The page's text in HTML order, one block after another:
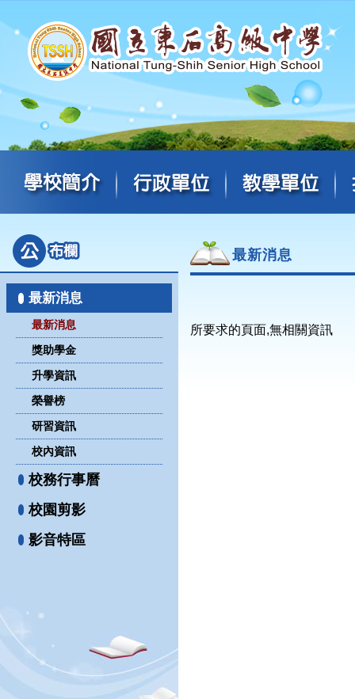
最新消息
最新消息
獎助學金
升學資訊
榮譽榜
研習資訊
校內資訊
校務行事曆
校園剪影
影音特區
最新消息
所要求的頁面,無相關資訊